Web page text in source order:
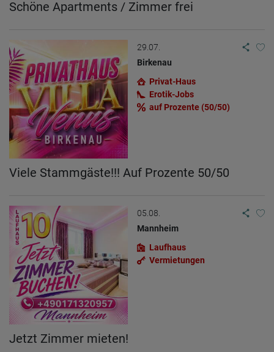
Kontakt zu Frauen aus deiner Heimat knüpfen, die deine Sprache
Wochen bleiben. Verlängerung nach Absprache möglich. Starte
entspannt in den Tag - Arbeite eigenständig in unserem Haus mit: •
Diskreter Präsentation bei Deinen Kunden • Terminen mit deinen
Kunden in unseren eleganten Zimmern Kontakt – Diskret &
unverbindlich Info: +49 155 114 956 84 Telefon, WhatsApp, Viber
Schöne Apartments / Zimmer frei
29.07.
Birkenau
Privat-Haus
Erotik-Jobs
auf Prozente (50/50)
Viele Stammgäste!!! Auf Prozente 50/50
05.08.
Mannheim
Laufhaus
Vermietungen
Jetzt Zimmer mieten!